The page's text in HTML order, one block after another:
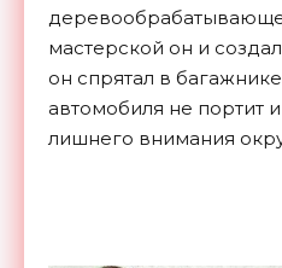
мастерской он и
он спрятал в
автомобиля не портит
лишнего внимания